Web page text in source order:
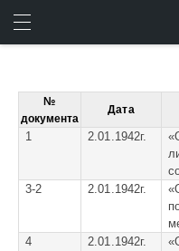
ПОСТАНОВЛЕНИЯ
№
документа
Дата
1 2.01.1942г. «
3-2
2.01.1942г. «
4
2.01.1942г. «